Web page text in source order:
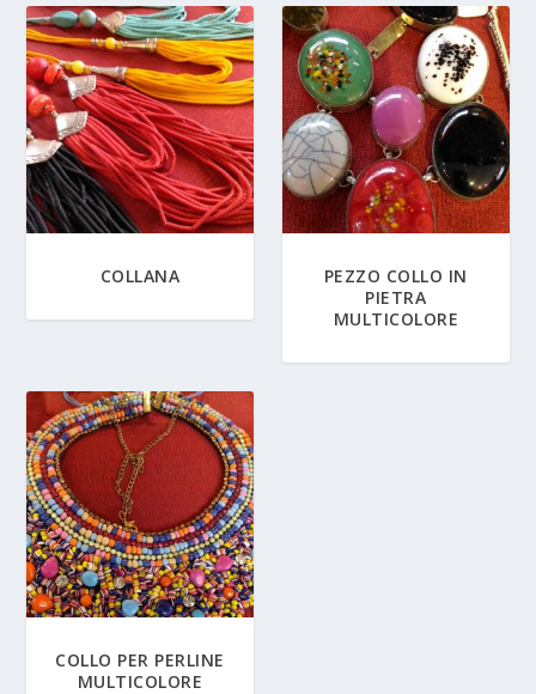
COLLANA
PEZZO COLLO IN
PIETRA
MULTICOLORE
COLLO PER PERLINE
MULTICOLORE